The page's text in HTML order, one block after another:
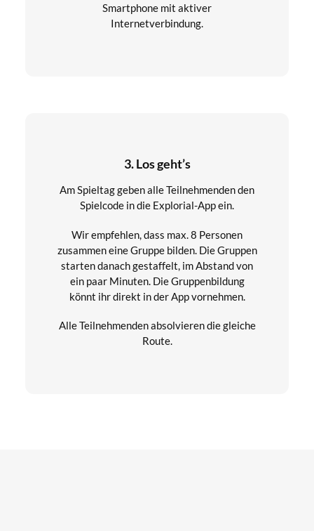
Smartphone mit aktiver
Internetverbindung.
3. Los geht’s
Am Spieltag geben alle Teilnehmenden den
Spielcode in die Explorial-App ein.
Wir empfehlen, dass max. 8 Personen
zusammen eine Gruppe bilden. Die Gruppen
starten danach gestaffelt, im Abstand von
ein paar Minuten. Die Gruppenbildung
könnt ihr direkt in der App vornehmen.
Alle Teilnehmenden absolvieren die gleiche
Route.